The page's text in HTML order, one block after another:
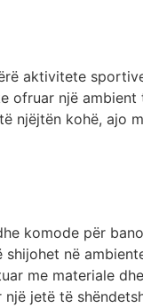
aktivitete
ofruar një
njëjtën kohë, ajo
komode për
në
me materiale
jetë të